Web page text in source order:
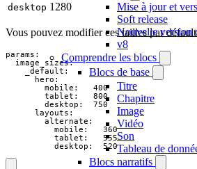
Mise à jour et
Soft release
Nouvelle version
v8
Comprendre les blocs
Blocs de base
Titre
Chapitre
Image
Vidéo
Son
Tableau de
Blocs narratifs
desktop 1280
Vous pouvez modifier ces tailles par
params:
  image_sizes:
    _default:
      hero:
        mobile:   400
        tablet:   800
        desktop:  750
      layouts:
        alternate:
          mobile:   360
          tablet:   555
          desktop:  520